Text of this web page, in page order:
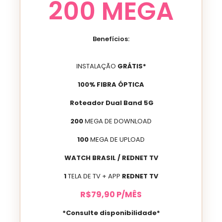
200 MEGA
Benefícios:
INSTALAÇÃO GRÁTIS*
100% FIBRA ÓPTICA
Roteador Dual Band 5G
200MEGA DE DOWNLOAD
100MEGA DE UPLOAD
WATCH BRASIL / REDNET TV
1TELA DE TV + APP REDNET TV
R$79,90 P/MÊS
*Consulte disponibilidade*